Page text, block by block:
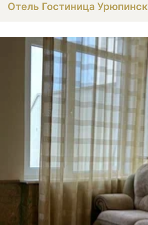
Отель Гостиница Урюпинск